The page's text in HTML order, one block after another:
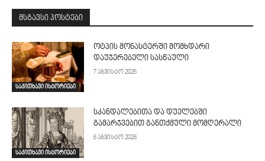
მსგავსი პოსტები
საკითხავი ისტორიები
ოტპის მონასტერში მომხდარი
დაუჯერებელი სასწაული
7 აგვისტო 2026
საკითხავი ისტორიები
სკანდალებითა და დუელებში
გამარჯვებით განთქმული მომღერალი
6 აგვისტო 2026